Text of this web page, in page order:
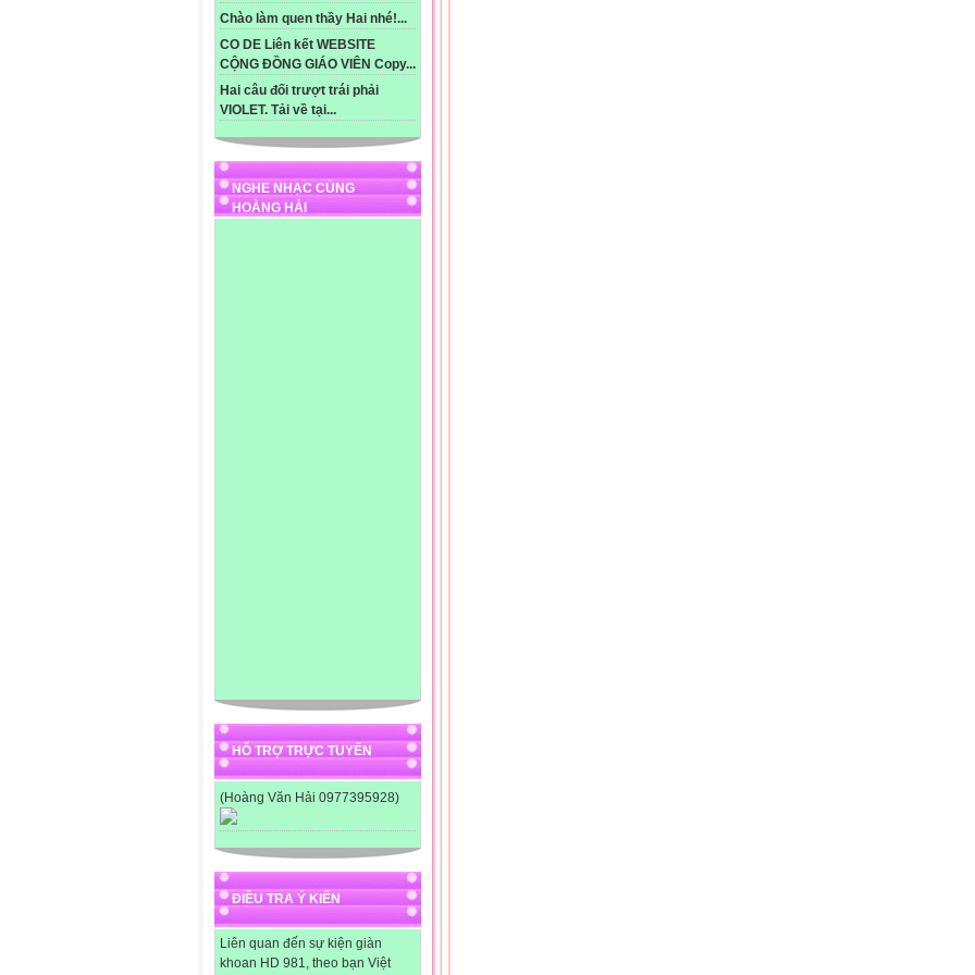
Chào làm quen thầy Hai nhé!...
CO DE Liên kết WEBSITE
CỘNG ĐỒNG GIÁO VIÊN Copy...
Hai câu đối trượt trái phải
VIOLET. Tải về tại...
NGHE NHẠC CÙNG
HOÀNG HẢI
HỖ TRỢ TRỰC TUYẾN
(Hoàng Văn Hải 0977395928)
ĐIỀU TRA Ý KIẾN
Liên quan đến sự kiện giàn
khoan HD 981, theo bạn Việt